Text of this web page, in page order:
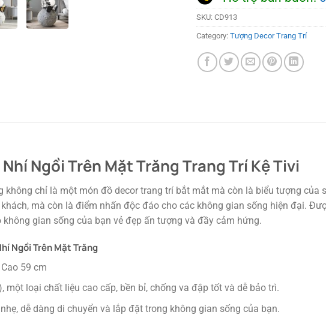
SKU: CD913
Category: Tượng Decor Trang Trí
Ngồi Trên Mặt Trăng Trang Trí Kệ Tivi
chỉ là một món đồ decor trang trí bắt mắt mà còn là biểu tượng của
mà còn là điểm nhấn độc đáo cho các không gian sống hiện đại.
gian sống của bạn vẻ đẹp ấn tượng và đầy cảm hứng.
Ngồi Trên Mặt Trăng
59 cm
một loại chất liệu cao cấp, bền bỉ, chống va đập tốt và dễ bảo trì.
dễ dàng di chuyển và lắp đặt trong không gian sống của bạn.